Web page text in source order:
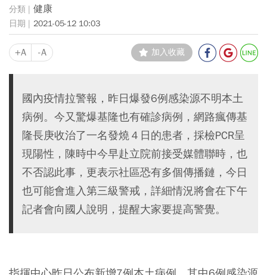
健康
2021-05-12 10:03
+A -A 加入收藏
國內疫情拉警報，昨日爆發6例感染源不明本土
病例。今又驚爆基隆也有確診病例，網路瘋傳基
隆長庚收治了一名發燒４日的患者，採檢PCR呈
現陽性，陳時中今早赴立院前接受媒體聯時，也
不否認此事，更表示社區恐有多個傳播鏈，今日
也可能會進入第三級警戒，詳細情況將會在下午
記者會向國人說明，提醒大家要提高警覺。